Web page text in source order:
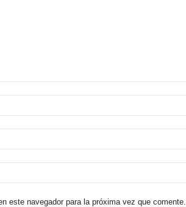
este navegador para la próxima vez que comente.